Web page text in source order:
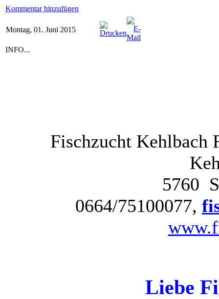
Kommentar hinzufügen
Montag, 01. Juni 2015
INFO...
Fischzucht Kehlbach
5760
0664/75100077,
Liebe